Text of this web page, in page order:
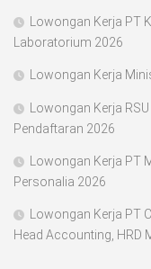
Lowongan Kerja PT
Laboratorium 2026
Lowongan Kerja
Lowongan Kerja
Pendaftaran 2026
Lowongan Kerja PT
Personalia 2026
Lowongan Kerja PT
Head Accounting, HRD